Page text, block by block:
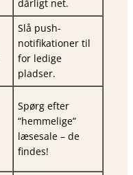
dårligt net.
Slå push-
notifikationer til
for ledige
pladser.
Spørg efter
“hemmelige”
læsesale – de
findes!